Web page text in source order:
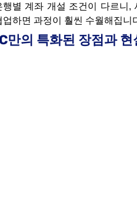
행별 계좌 개설 조건이 다르니,
업하면 과정이 훨씬 수월해집니
만의 특화된 장점과 현